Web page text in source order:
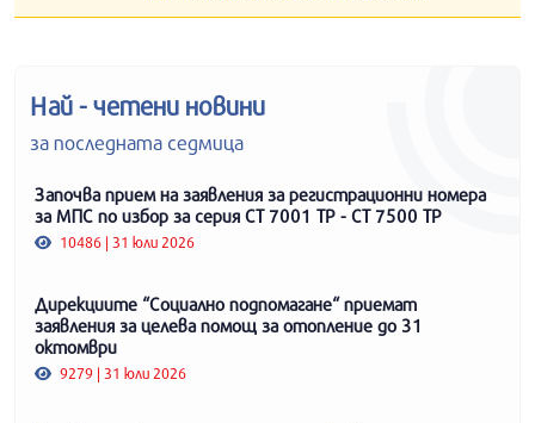
Най - четени новини
за последната седмица
Започва прием на заявления за регистрационни номера
за МПС по избор за серия СТ 7001 ТР - СТ 7500 ТР
10486 | 31 юли 2026
Дирекциите “Социално подпомагане“ приемат
заявления за целева помощ за отопление до 31
октомври
9279 | 31 юли 2026